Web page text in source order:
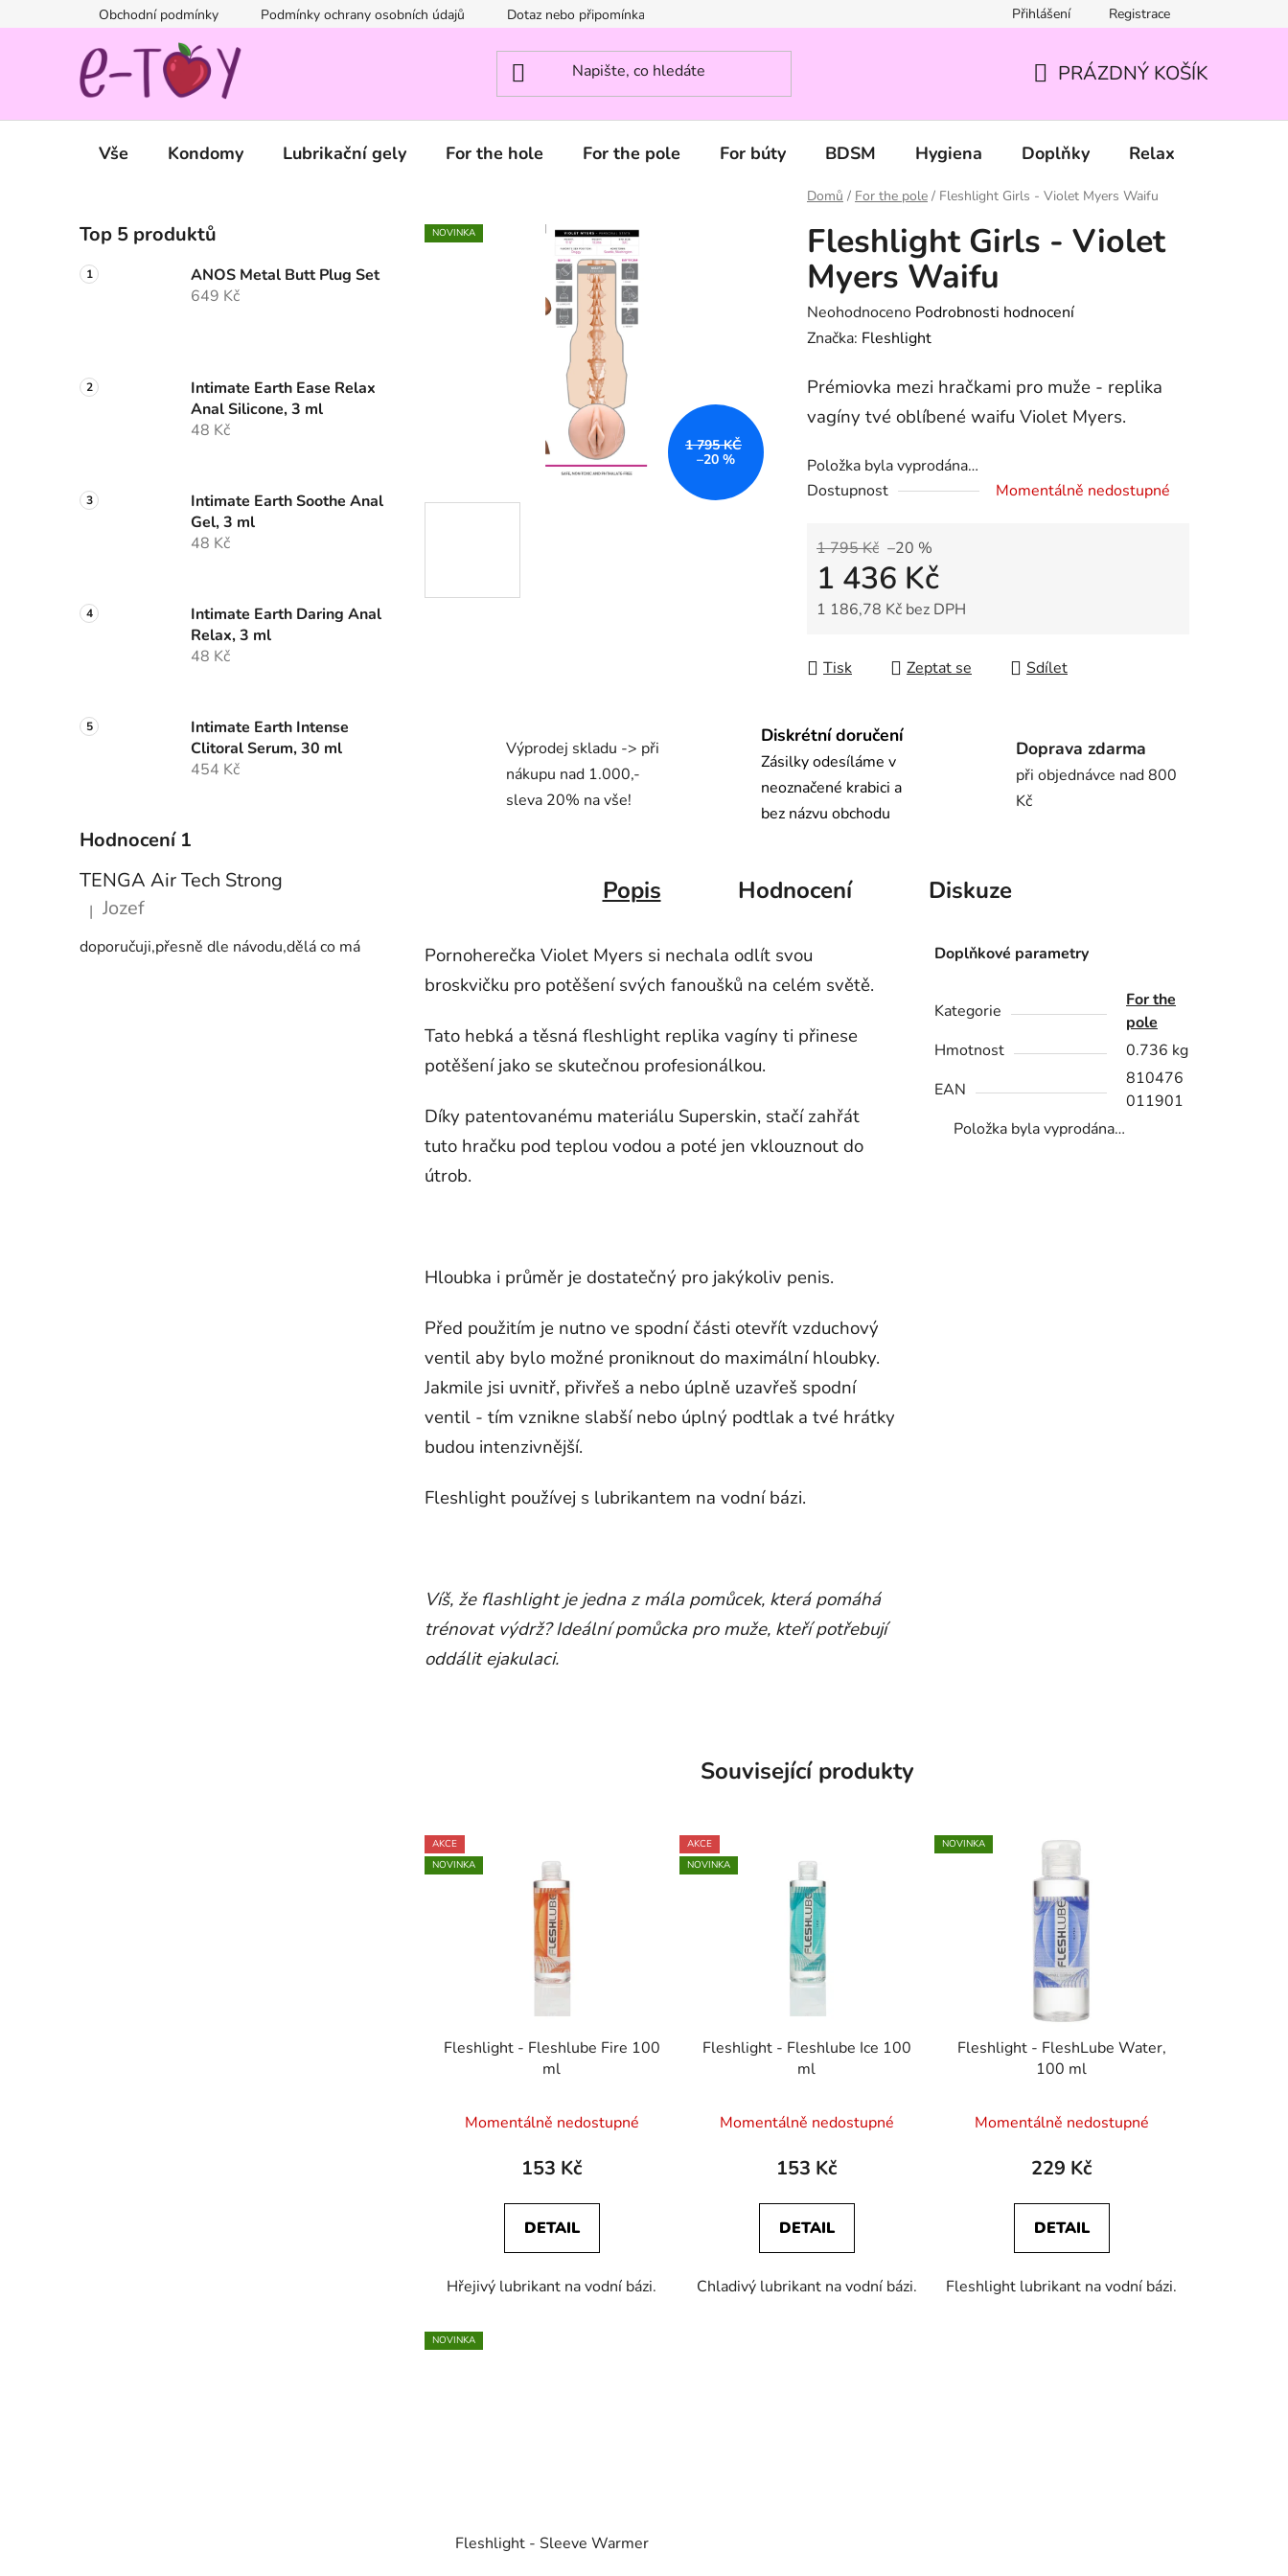
na
Obchodní podmínky Podmínky ochrany osobních údajů Dotaz nebo připomínka? Napište nám. Přihlášení Registrace
KOŠÍK
PRÁZDNÝ KOŠÍK
Vše Kondomy Lubrikační gely For the hole For the pole For búty BDSM Hygiena Doplňky Relax
Domů / For the pole / Fleshlight Girls - Violet Myers Waifu
o
s
t
n
n
e
Top 5 produktů
ANOS Metal Butt Plug Set
649 Kč
Intimate Earth Ease Relax
Anal Silicone, 3 ml
48 Kč
Intimate Earth Soothe Anal
Gel, 3 ml
48 Kč
Intimate Earth Daring Anal
Relax, 3 ml
48 Kč
Intimate Earth Intense
Clitoral Serum, 30 ml
454 Kč
Hodnocení 1
TENGA Air Tech Strong
Hodnocení produktu je 5 z 5 hvězdiček.
| Jozef
doporučuji,přesně dle návodu,dělá co má
Fleshlight Girls - Violet
Myers Waifu
Průměrné
hodnocení
je
0,0
5
hvězdiček.
Neohodnoceno Podrobnosti hodnocení
Značka: Fleshlight
Prémiovka mezi hračkami pro muže - replika
vagíny tvé oblíbené waifu Violet Myers.
Položka byla vyprodána…
Dostupnost
Momentálně nedostupné
1 795 Kč –20 %
1 436 Kč
1 186,78 Kč bez DPH
Tisk
Zeptat se Sdílet
NOVINKA
1 795 KČ
–20 %
Výprodej skladu -> při
nákupu nad 1.000,-
sleva 20% na vše!
Diskrétní doručení
Zásilky odesíláme v
neoznačené krabici a
bez názvu obchodu
Doprava zdarma
při objednávce nad 800
Kč
Popis Hodnocení Diskuze
Pornoherečka Violet Myers si nechala odlít svou
broskvičku pro potěšení svých fanoušků na celém světě.
Tato hebká a těsná fleshlight replika vagíny ti přinese
potěšení jako se skutečnou profesionálkou.
Díky patentovanému materiálu Superskin, stačí zahřát
tuto hračku pod teplou vodou a poté jen vklouznout do
útrob.
Hloubka i průměr je dostatečný pro jakýkoliv penis.
Před použitím je nutno ve spodní části otevřít vzduchový
ventil aby bylo možné proniknout do maximální hloubky.
Jakmile jsi uvnitř, přivřeš a nebo úplně uzavřeš spodní
ventil - tím vznikne slabší nebo úplný podtlak a tvé hrátky
budou intenzivnější.
Fleshlight používej s lubrikantem na vodní bázi.
Víš, že flashlight je jedna z mála pomůcek, která pomáhá
trénovat výdrž?Ideální pomůcka pro muže, kteří potřebují
oddálit ejakulaci.
Doplňkové parametry
Kategorie
For the
pole
Hmotnost
0.736 kg
EAN
810476
011901
Položka byla vyprodána…
Související produkty
AKCE
NOVINKA
Fleshlight - Fleshlube Fire 100
ml
Momentálně nedostupné
153 Kč
DETAIL
Hřejivý lubrikant na vodní bázi.
AKCE
NOVINKA
Fleshlight - Fleshlube Ice 100
ml
Momentálně nedostupné
153 Kč
DETAIL
Chladivý lubrikant na vodní bázi.
NOVINKA
Fleshlight - FleshLube Water,
100 ml
Momentálně nedostupné
229 Kč
DETAIL
Fleshlight lubrikant na vodní bázi.
NOVINKA
Fleshlight - Sleeve Warmer